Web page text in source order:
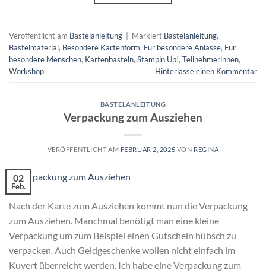
Veröffentlicht am Bastelanleitung Markiert Bastelanleitung,
Bastelmaterial, Besondere Kartenform, Für besondere Anlässe, Für
besondere Menschen, Kartenbasteln, Stampin'Up!, Teilnehmerinnen,
Workshop
Hinterlasse einen Kommentar
BASTELANLEITUNG
Verpackung zum Ausziehen
VERÖFFENTLICHT AM FEBRUAR 2, 2025 VON REGINA
02
Feb.
Nach der Karte zum Ausziehen kommt nun die Verpackung
zum Ausziehen. Manchmal benötigt man eine kleine
Verpackung um zum Beispiel einen Gutschein hübsch zu
verpacken. Auch Geldgeschenke wollen nicht einfach im
Kuvert überreicht werden. Ich habe eine Verpackung zum